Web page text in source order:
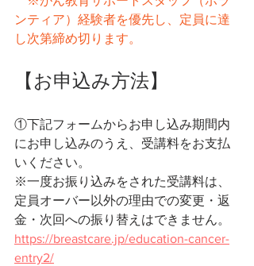
ンティア）経験者を優先し、定員に達
し次第締め切ります。
【お申込み方法】
①下記フォームからお申し込み期間内
にお申し込みのうえ、受講料をお支払
いください。
※一度お振り込みをされた受講料は、
定員オーバー以外の理由での変更・返
金・次回への振り替えはできません。
https://breastcare.jp/education-cancer-
entry2/